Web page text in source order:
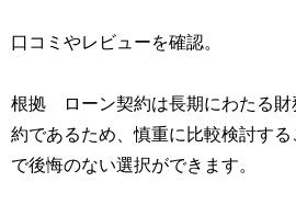
口コミやレビューを確認。
根拠 ローン契約は長期にわたる財
約であるため、慎重に比較検討する
で後悔のない選択ができます。